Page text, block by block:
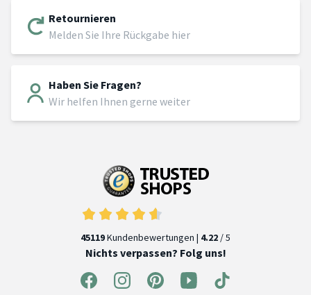
Retournieren
Melden Sie Ihre Rückgabe hier
Haben Sie Fragen?
Wir helfen Ihnen gerne weiter
45119Kundenbewertungen | 4.22 / 5
Nichts verpassen? Folg uns!